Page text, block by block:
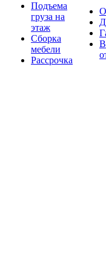
Подъема
груза на
этаж
Сборка
мебели
Рассрочка